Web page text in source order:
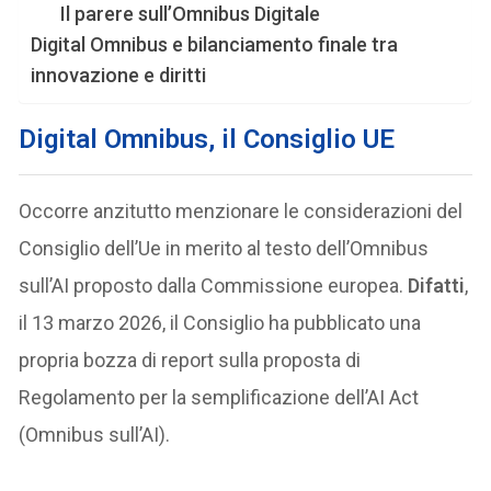
Il parere sull’Omnibus Digitale
Digital Omnibus e bilanciamento finale tra
innovazione e diritti
Digital Omnibus, il Consiglio UE
Occorre anzitutto menzionare le considerazioni del
Consiglio dell’Ue in merito al testo dell’Omnibus
sull’AI proposto dalla Commissione europea. Difatti,
il 13 marzo 2026, il Consiglio ha pubblicato una
propria bozza di report sulla proposta di
Regolamento per la semplificazione dell’AI Act
(Omnibus sull’AI).